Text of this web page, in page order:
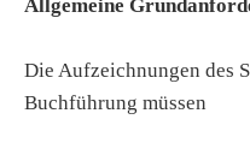
Allgemeine
Die Aufzeichnungen des
Buchführung müssen